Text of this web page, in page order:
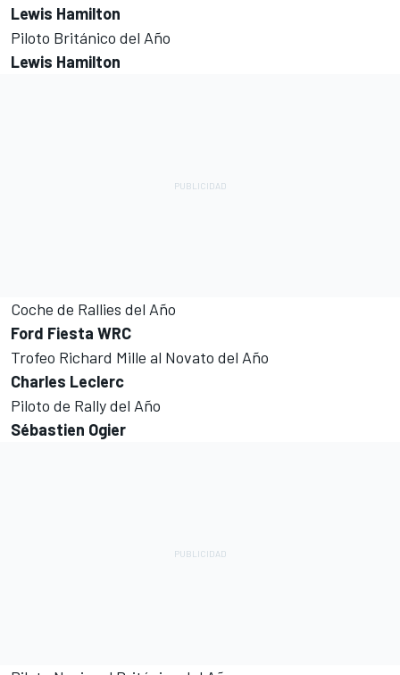
Lewis Hamilton
Piloto Británico del Año
Lewis Hamilton
Coche de Rallies del Año
Ford Fiesta WRC
Trofeo Richard Mille al Novato del Año
Charles Leclerc
Piloto de Rally del Año
Sébastien Ogier